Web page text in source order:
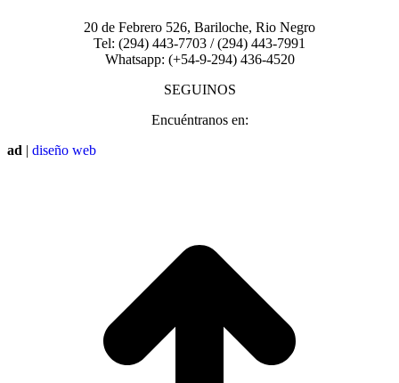
20 de Febrero 526, Bariloche, Rio Negro
Tel: (294) 443-7703 / (294) 443-7991
Whatsapp: (+54-9-294) 436-4520
SEGUINOS
Encuéntranos en:
ad | diseño web